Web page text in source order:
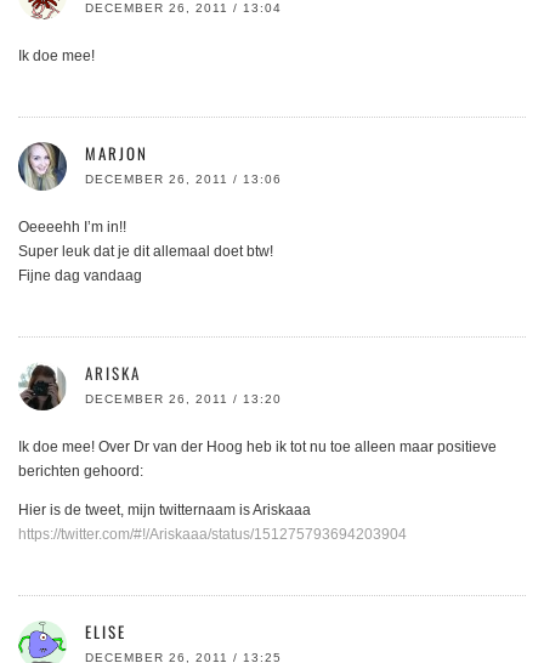
DECEMBER 26, 2011 / 13:04
Ik doe mee!
MARJON
DECEMBER 26, 2011 / 13:06
Oeeeehh I’m in!!
Super leuk dat je dit allemaal doet btw!
Fijne dag vandaag
ARISKA
DECEMBER 26, 2011 / 13:20
Ik doe mee! Over Dr van der Hoog heb ik tot nu toe alleen maar positieve
berichten gehoord:
Hier is de tweet, mijn twitternaam is Ariskaaa
https://twitter.com/#!/Ariskaaa/status/151275793694203904
ELISE
DECEMBER 26, 2011 / 13:25